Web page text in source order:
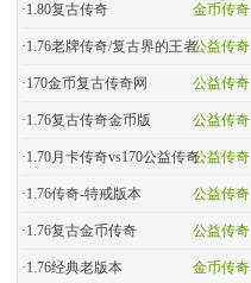
金币传奇
·1.80复古传奇
公益传奇
·1.76老牌传奇/复古界的王者
公益传奇
·170金币复古传奇网
公益传奇
·1.76复古传奇金币版
公益传奇
·1.70月卡传奇vs170公益传奇
公益传奇
·1.76传奇-特戒版本
公益传奇
·1.76复古金币传奇
金币传奇
·1.76经典老版本